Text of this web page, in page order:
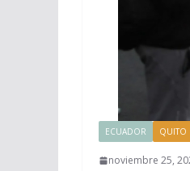
ECUADOR QUITO
noviembre 25,